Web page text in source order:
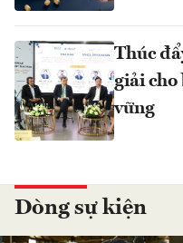
Thúc
giải cho
vững
Dòng sự kiện